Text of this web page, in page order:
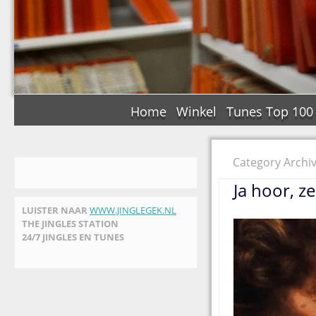
Home Winkel Tunes Top 100
LUISTER NAAR WWW.JINGLEGEK.NL
THE JINGLES STATION
24/7 JINGLES EN TUNES
Category
Ja hoor,